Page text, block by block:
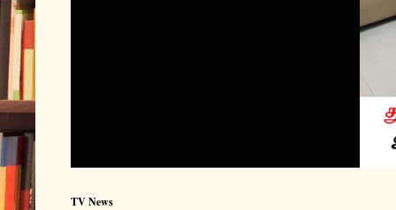
TV News